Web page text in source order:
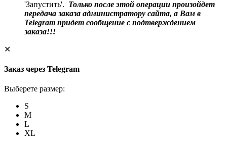
'Запустить'. Только после этой операции произойдет
передача заказа администратору сайта, а Вам в
Telegram придет сообщение с подтверждением
заказа!!!
✕
Заказ через Telegram
Выберете размер:
S
M
L
XL